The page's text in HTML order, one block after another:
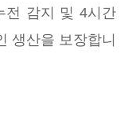
전 감지 및 4시간
생산을 보장합니